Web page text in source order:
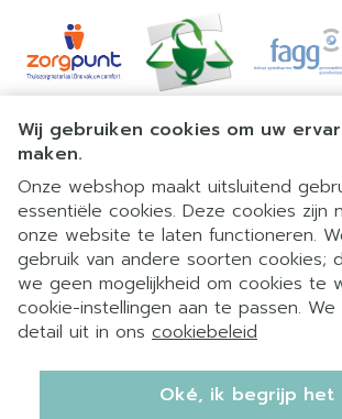
Wij gebruiken cookies om uw
maken.
Onze webshop maakt uitsluitend
essentiële cookies. Deze cookies zijn
onze website te laten functioneren.
gebruik van andere soorten cookies;
we geen mogelijkheid om cookies te
cookie-instellingen aan te passen.
detail uit in ons cookiebeleid
Oké, ik begrijp het
Juridische links